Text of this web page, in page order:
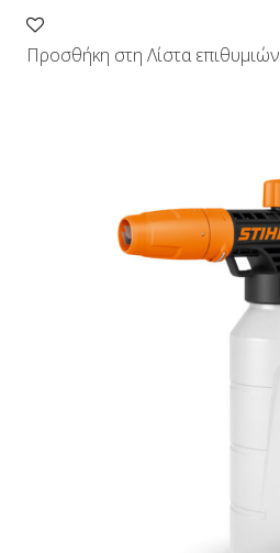
Προσθήκη στη Λίστα επιθυμιών